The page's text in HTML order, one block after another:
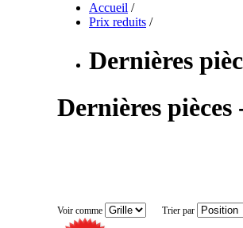
Accueil /
Prix reduits /
Dernières
Dernières
Voir comme Trier par